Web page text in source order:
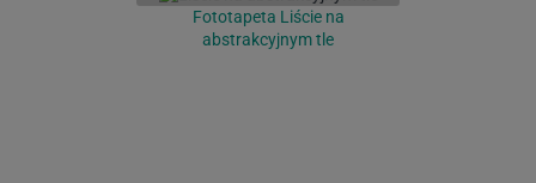
Fototapeta Liście na
abstrakcyjnym tle